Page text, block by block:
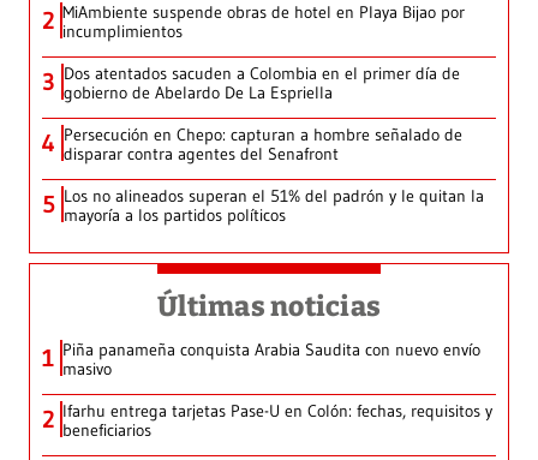
2 MiAmbiente suspende obras de hotel en Playa Bijao por
incumplimientos
3 Dos atentados sacuden a Colombia en el primer día de
gobierno de Abelardo De La Espriella
4 Persecución en Chepo: capturan a hombre señalado de
disparar contra agentes del Senafront
5 Los no alineados superan el 51% del padrón y le quitan la
mayoría a los partidos políticos
Últimas noticias
1 Piña panameña conquista Arabia Saudita con nuevo envío
masivo
2 Ifarhu entrega tarjetas Pase-U en Colón: fechas, requisitos y
beneficiarios